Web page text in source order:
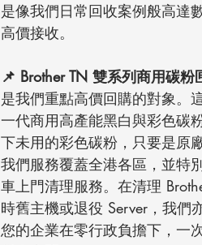
是像我們日常回收案例般高達
高價接收。
📌 Brother TN 雙系列商用碳粉
是我們重點高價回購的對象。
一代商用高產能黑白與彩色碳
下未用的彩色碳粉，只要是原
我們服務覆蓋全港各區，並特
車上門清理服務。在清理
時舊主機或退役 Server，我們
您的企業在零行政負擔下，一